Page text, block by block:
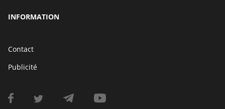
INFORMATION
Contact
Publicité